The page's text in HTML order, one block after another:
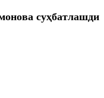
суҳбатлашди